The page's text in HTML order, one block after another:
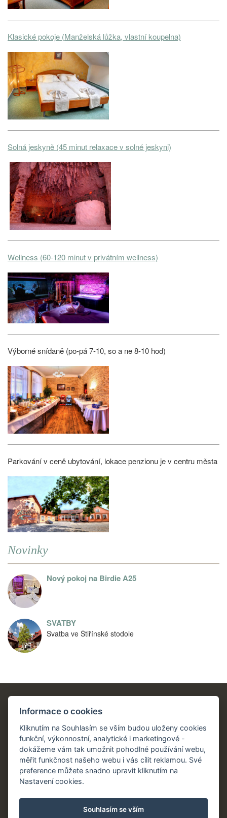
Klasické pokoje (Manželská lůžka, vlastní koupelna)
Solná jeskyně (45 minut relaxace v solné jeskyni)
Wellness (60-120 minut v privátním wellness)
Výborné snídaně (po-pá 7-10, so a ne 8-10 hod)
Parkování v ceně ubytování, lokace penzionu je v centru města
Novinky
Nový pokoj na Birdie A25
SVATBY
Svatba ve Štiřínské stodole
PROVOZOVATEL
X-ultra s.r.o.
Školní 162
533 54 Rybitví
IČ:07051921
DIČ:CZ07051921
Informace o cookies
Kliknutím na Souhlasím se vším budou uloženy cookies
funkční, výkonnostní, analytické i marketingové -
dokážeme vám tak umožnit pohodlné používání webu,
měřit funkčnost našeho webu i vás cílit reklamou. Své
preference můžete snadno upravit kliknutím na
Nastavení cookies.
Souhlasím se vším